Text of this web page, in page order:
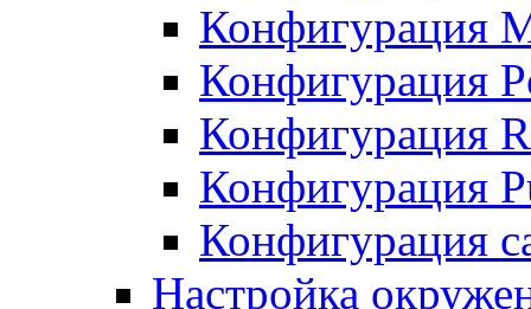
Конфигурация
Конфигурация
Конфигурация
Конфигурация
Конфигурация
Настройка